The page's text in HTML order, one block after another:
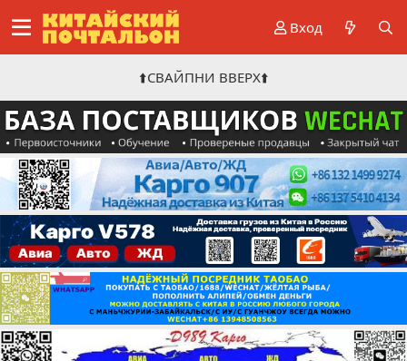
Вход
⬆️СВАЙПНИ ВВЕРХ⬆️